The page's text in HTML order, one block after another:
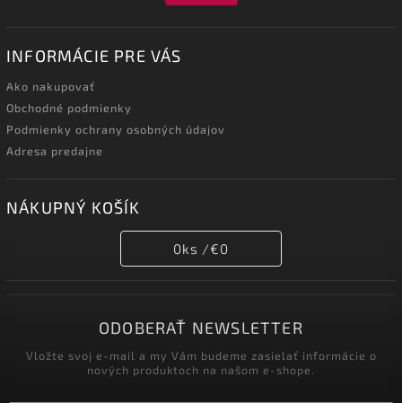
INFORMÁCIE PRE VÁS
Ako nakupovať
Obchodné podmienky
Podmienky ochrany osobných údajov
Adresa predajne
NÁKUPNÝ KOŠÍK
0ks /€0
ODOBERAŤ NEWSLETTER
Vložte svoj e-mail a my Vám budeme zasielať informácie o
nových produktoch na našom e-shope.